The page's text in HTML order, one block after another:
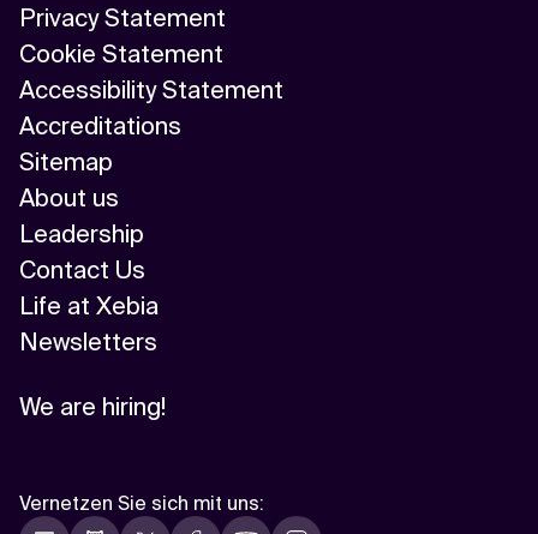
Privacy Statement
Cookie Statement
Accessibility Statement
Accreditations
Sitemap
About us
Leadership
Contact Us
Life at Xebia
Newsletters
We are hiring!
Vernetzen Sie sich mit uns: